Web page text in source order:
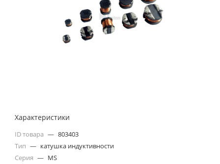
Характеристики
ID товара — 803403
Тип — катушка индуктивности
Серия — MS